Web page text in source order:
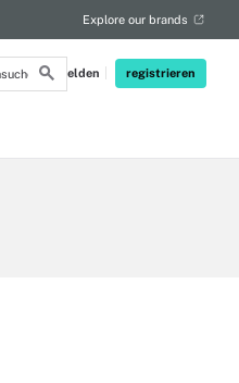
Anmelden registrieren
Explore our brands